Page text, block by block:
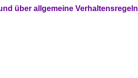
über allgemeine Verhaltensregeln